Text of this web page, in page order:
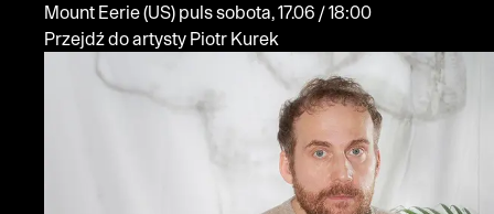
Mount Eerie(US) puls
sobota, 17.06 / 18:00
Przejdź do artysty Piotr Kurek